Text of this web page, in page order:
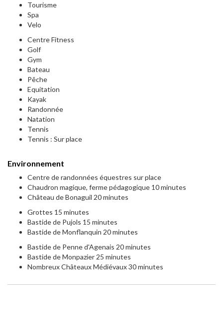
Tourisme
Spa
Velo
Centre Fitness
Golf
Gym
Bateau
Pêche
Equitation
Kayak
Randonnée
Natation
Tennis
Tennis : Sur place
Environnement
Centre de randonnées équestres sur place
Chaudron magique, ferme pédagogique 10 minutes
Château de Bonaguil 20 minutes
Grottes 15 minutes
Bastide de Pujols 15 minutes
Bastide de Monflanquin 20 minutes
Bastide de Penne d'Agenais 20 minutes
Bastide de Monpazier 25 minutes
Nombreux Châteaux Médiévaux 30 minutes